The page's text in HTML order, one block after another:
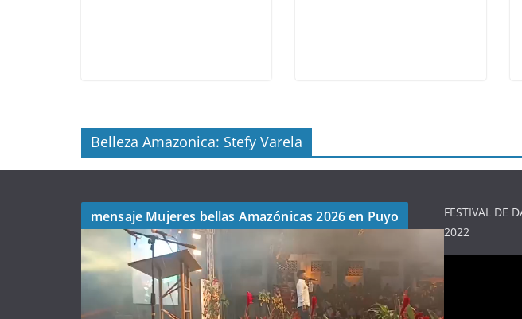
Belleza Amazonica: Stefy Varela
mensaje Mujeres bellas Amazónicas 2026 en Puyo
FESTIVAL DE
2022